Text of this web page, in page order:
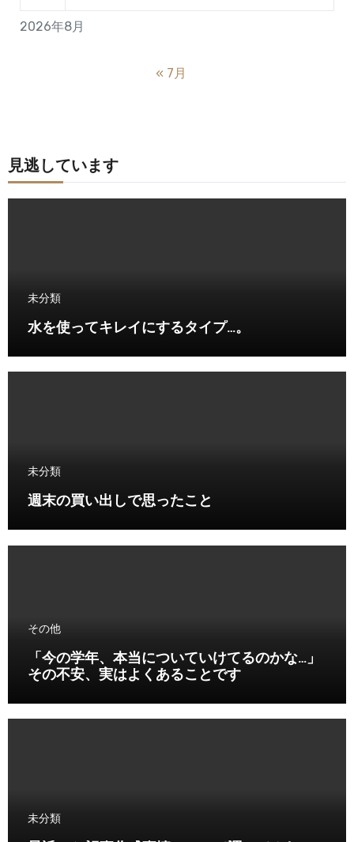
2026年8月
« 7月
見逃しています
未分類
水を使ってキレイにするタイプ…。
未分類
週末の買い出しで思ったこと
その他
「今の学年、本当についていけてるのかな…」
その不安、実はよくあることです
未分類